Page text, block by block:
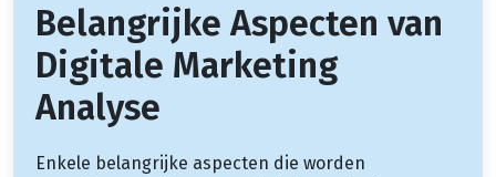
Belangrijke Aspecten van
Digitale Marketing
Analyse
Enkele belangrijke aspecten die worden